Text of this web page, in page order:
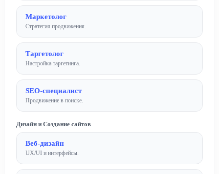
Маркетолог
Стратегия продвижения.
Таргетолог
Настройка таргетинга.
SEO-специалист
Продвижение в поиске.
Дизайн и Создание сайтов
Веб-дизайн
UX/UI и интерфейсы.